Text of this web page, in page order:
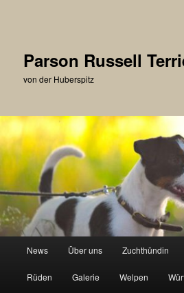
Parson Russell
von der Huberspitz
News Über uns Zuchthündin
Rüden Galerie Welpen